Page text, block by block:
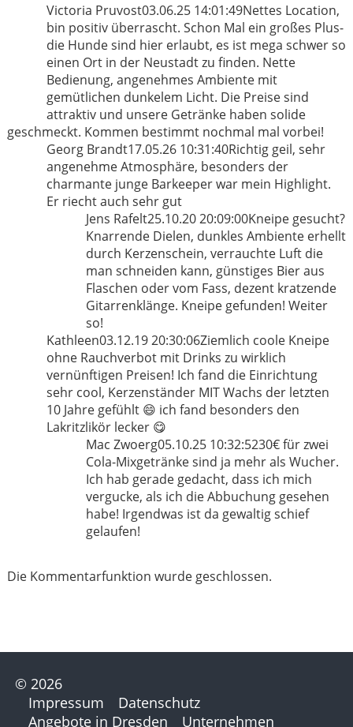
Victoria Pruvost03.06.25 14:01:49Nettes Location,
bin positiv überrascht. Schon Mal ein großes Plus-
die Hunde sind hier erlaubt, es ist mega schwer so
einen Ort in der Neustadt zu finden. Nette
Bedienung, angenehmes Ambiente mit
gemütlichen dunkelem Licht. Die Preise sind
attraktiv und unsere Getränke haben solide
geschmeckt. Kommen bestimmt nochmal mal vorbei!
Georg Brandt17.05.26 10:31:40Richtig geil, sehr
angenehme Atmosphäre, besonders der
charmante junge Barkeeper war mein Highlight.
Er riecht auch sehr gut
Jens Rafelt25.10.20 20:09:00Kneipe gesucht?
Knarrende Dielen, dunkles Ambiente erhellt
durch Kerzenschein, verrauchte Luft die
man schneiden kann, günstiges Bier aus
Flaschen oder vom Fass, dezent kratzende
Gitarrenklänge. Kneipe gefunden! Weiter
so!
Kathleen03.12.19 20:30:06Ziemlich coole Kneipe
ohne Rauchverbot mit Drinks zu wirklich
vernünftigen Preisen! Ich fand die Einrichtung
sehr cool, Kerzenständer MIT Wachs der letzten
10 Jahre gefühlt 😄 ich fand besonders den
Lakritzlikör lecker 😋
Mac Zwoerg05.10.25 10:32:5230€ für zwei
Cola-Mixgetränke sind ja mehr als Wucher.
Ich hab gerade gedacht, dass ich mich
vergucke, als ich die Abbuchung gesehen
habe! Irgendwas ist da gewaltig schief
gelaufen!
Die Kommentarfunktion wurde geschlossen.
© 2026
Impressum
Datenschutz
Angebote in Dresden
Unternehmen